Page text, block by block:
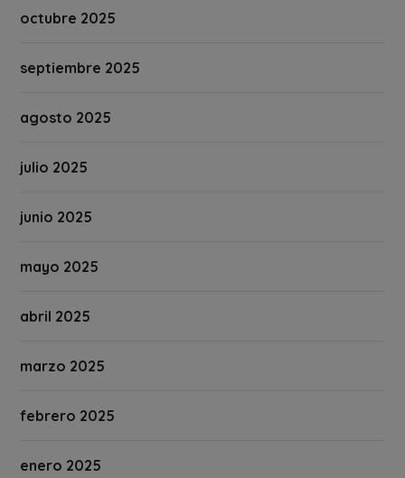
octubre 2025
septiembre 2025
agosto 2025
julio 2025
junio 2025
mayo 2025
abril 2025
marzo 2025
febrero 2025
enero 2025